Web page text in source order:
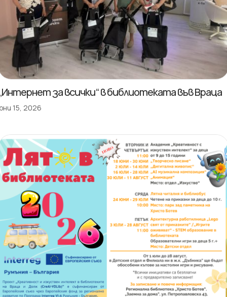
за всички“ в библиотеката във Враца
15, 2026